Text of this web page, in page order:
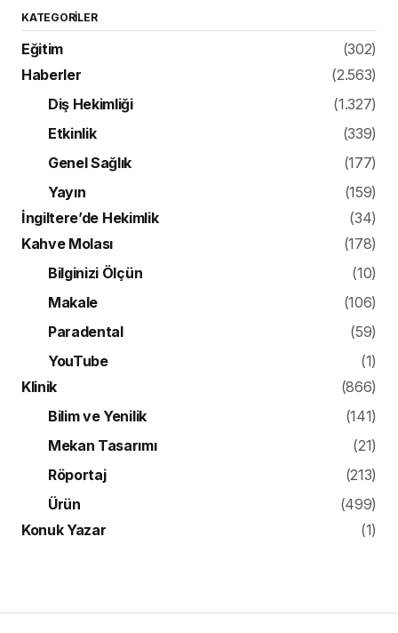
KATEGORILER
Eğitim
(302)
Haberler
(2.563)
Diş Hekimliği
(1.327)
Etkinlik
(339)
Genel Sağlık
(177)
Yayın
(159)
İngiltere’de Hekimlik
(34)
Kahve Molası
(178)
Bilginizi Ölçün
(10)
Makale
(106)
Paradental
(59)
YouTube
(1)
Klinik
(866)
Bilim ve Yenilik
(141)
Mekan Tasarımı
(21)
Röportaj
(213)
Ürün
(499)
Konuk Yazar
(1)